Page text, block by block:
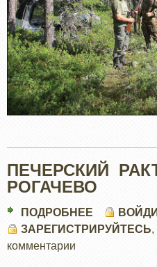
ПЕЧЕРСКИЙ
РОГАЧЕВО
ПОДРОБНЕЕ
ЗАРЕГИСТРИРУЙТЕСЬ,
комментарии